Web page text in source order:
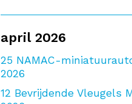
april 2026
25 NAMAC-
2026
12 Bevrijdende Vleugels